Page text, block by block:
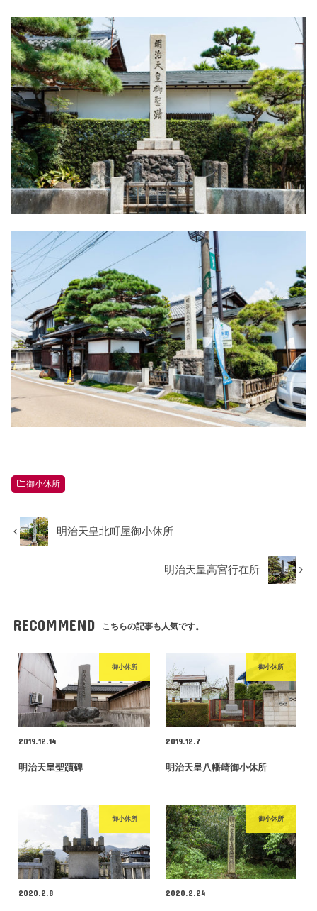
御小休所
明治天皇北町屋御小休所
明治天皇高宮行在所
RECOMMEND こちらの記事も人気です。
御小休所
2019.12.14
明治天皇聖蹟碑
御小休所
2019.12.7
明治天皇八幡崎御小休所
御小休所
2020.2.8
御小休所
2020.2.24